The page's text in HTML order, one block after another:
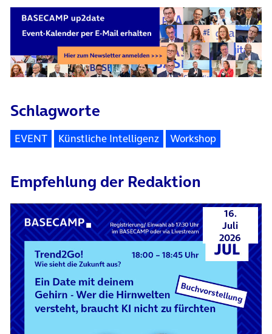
Schlagworte
EVENT Künstliche Intelligenz Workshop
Empfehlung der Redaktion
16.
Juli
2026